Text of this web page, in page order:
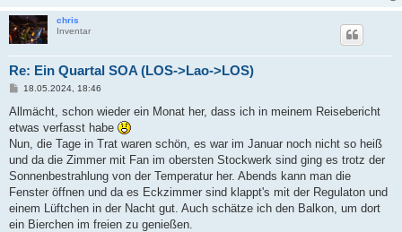
chris
Inventar
Re: Ein Quartal SOA (LOS->Lao->LOS)
B
i
r
a
18.05.2024, 18:46
Allmächt, schon wieder ein Monat her, dass ich in meinem Reisebericht
etwas verfasst habe
Nun, die Tage in Trat waren schön, es war im Januar noch nicht so heiß
und da die Zimmer mit Fan im obersten Stockwerk sind ging es trotz der
Sonnenbestrahlung von der Temperatur her. Abends kann man die
Fenster öffnen und da es Eckzimmer sind klappt's mit der Regulaton und
einem Lüftchen in der Nacht gut. Auch schätze ich den Balkon, um dort
ein Bierchen im freien zu genießen.